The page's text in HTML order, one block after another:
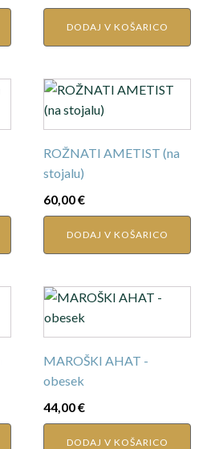
DODAJ V KOŠARICO
ROŽNATI AMETIST (na
stojalu)
60,00€
DODAJ V KOŠARICO
MAROŠKI AHAT -
obesek
44,00€
DODAJ V KOŠARICO